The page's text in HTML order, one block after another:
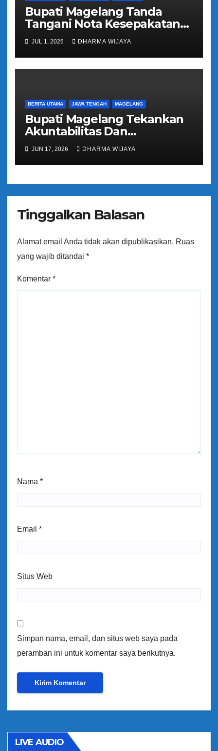
Bupati Magelang Tanda
Tangani Nota Kesepakatan
Pengalihan Pelayanan
Regident Di Kecamatan
Bandongan
JUL 1, 2026 DHARMA WIJAYA
BERITA UTAMA JAWA TENGAH MAGELANG
Bupati Magelang Tekankan
Akuntabilitas Dan
Tranparansi Pengelolaan
Bantuan Keuangan Parpol
JUN 17, 2026 DHARMA WIJAYA
Tinggalkan Balasan
Alamat email Anda tidak akan dipublikasikan. Ruas
yang wajib ditandai *
Komentar *
Nama *
Email *
Situs Web
Simpan nama, email, dan situs web saya pada
peramban ini untuk komentar saya berikutnya.
LIVE AUDIO